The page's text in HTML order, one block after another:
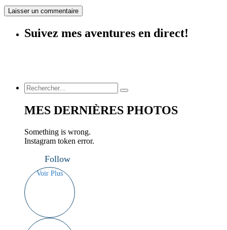
Suivez mes aventures en direct!
MES DERNIÈRES PHOTOS
Something is wrong.
Instagram token error.
Follow
Voir Plus